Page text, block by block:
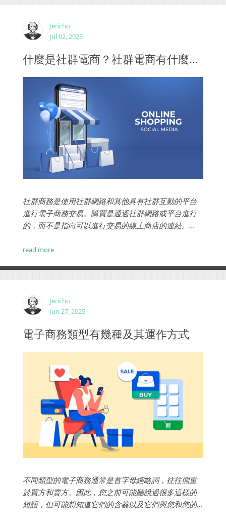
Jericho
Jul 02, 2025
什麼是社群電商？社群電商有什麼優勢？
社群商務是使用社群網路和其他具有社群互動的平台
進行電子商務交易。購買是通過社群網路或平台進行
的，而不是指向可以進行交易的線上商店的連結。...
read more
Jericho
Jun 27, 2025
電子商務類型有幾種及其運作方式
不同類型的電子商務通常是首字母縮略詞，往往側重
於買方和賣方。因此，您之前可能聽說過很多這樣的
短語，但可能想知道它們的含義以及它們與您和您的